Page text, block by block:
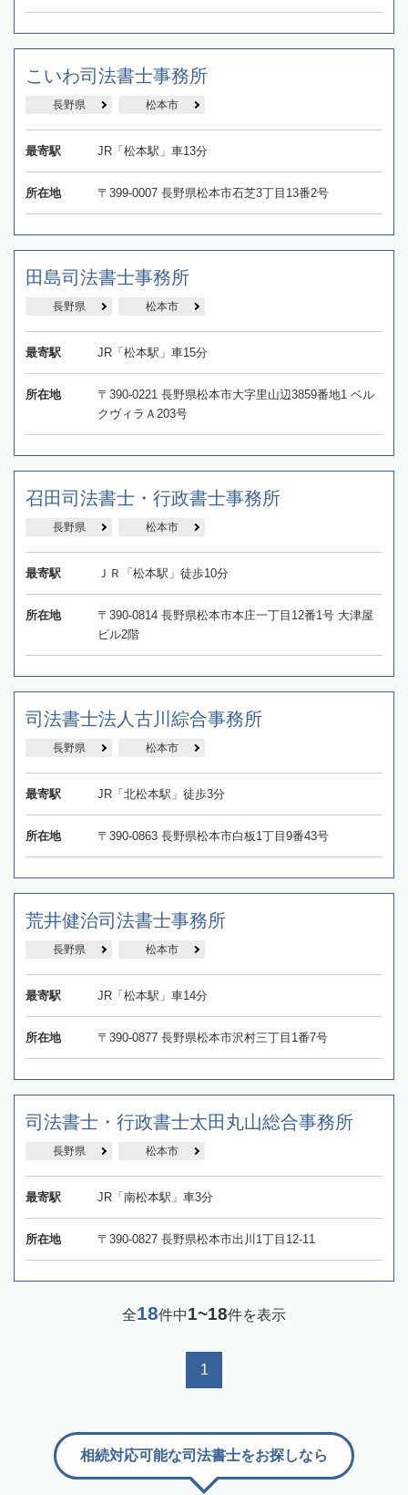
こいわ司法書士事務所
長野県 松本市
最寄駅 JR「松本駅」車13分
所在地 〒399-0007 長野県松本市石芝3丁目13番2号
田島司法書士事務所
長野県 松本市
最寄駅 JR「松本駅」車15分
所在地
〒390-0221 長野県松本市大字里山辺3859番地1 ベル
クヴィラＡ203号
召田司法書士・行政書士事務所
長野県 松本市
最寄駅 ＪＲ「松本駅」徒歩10分
所在地
〒390-0814 長野県松本市本庄一丁目12番1号 大津屋
ビル2階
司法書士法人古川綜合事務所
長野県 松本市
最寄駅 JR「北松本駅」徒歩3分
所在地 〒390-0863 長野県松本市白板1丁目9番43号
荒井健治司法書士事務所
長野県 松本市
最寄駅 JR「松本駅」車14分
所在地 〒390-0877 長野県松本市沢村三丁目1番7号
司法書士・行政書士太田丸山総合事務所
長野県 松本市
最寄駅 JR「南松本駅」車3分
所在地 〒390-0827 長野県松本市出川1丁目12-11
全18件中1~18件を表示
1
相続対応可能な司法書士をお探しなら